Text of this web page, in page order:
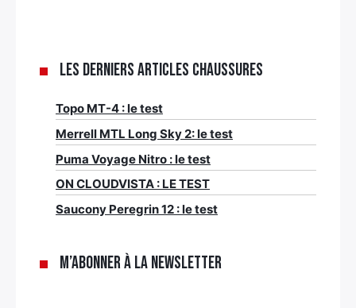
Les derniers articles Chaussures
Topo MT-4 : le test
Merrell MTL Long Sky 2: le test
Puma Voyage Nitro : le test
ON CLOUDVISTA : LE TEST
Saucony Peregrin 12 : le test
M’abonner à la newsletter